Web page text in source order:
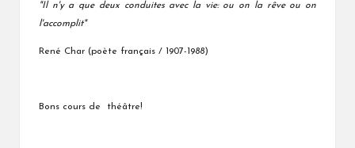
"Il n'y a que deux conduites avec la vie: ou on la rêve ou on
l'accomplit"
René Char (poète français / 1907-1988)
Bons cours de théâtre!